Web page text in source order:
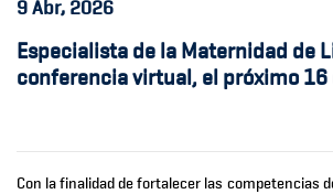
9Abr, 2026
Especialista de la Maternidad de
conferencia virtual, el próximo 16
Con la finalidad de fortalecer las competencias